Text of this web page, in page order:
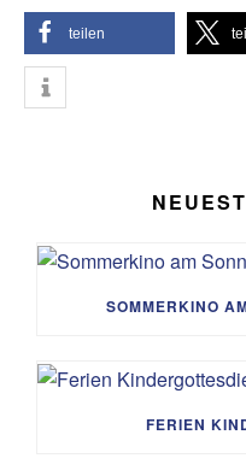
teilen
SOMMERKINO
FERIEN